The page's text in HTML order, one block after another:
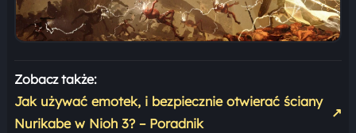
Zobacz także:
Jak używać emotek, i bezpiecznie otwierać ściany
Nurikabe w Nioh 3? – Poradnik
↗